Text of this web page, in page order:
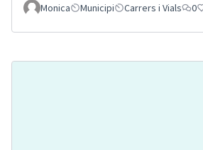
Monica Municipi Carrers i Vials 0